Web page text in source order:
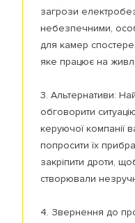
загрози
небезпечними,
для камер
яке працює на
3. Альтернативи:
обговорити
керуючої компанії
попросити їх
закріпити дроти,
створювали
4. Звернення до